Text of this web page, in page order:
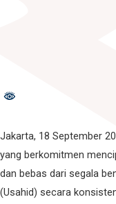
Jakarta, 18 September
yang berkomitmen
dan bebas dari segala
(Usahid) secara